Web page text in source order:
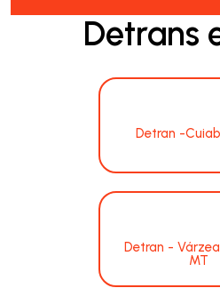
Detrans
Detran -
Detran -
MT